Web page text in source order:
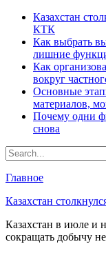
Казахстан
КТК
Как выбрать
лишние
Как
вокруг
Основные
материалов,
Почему одни
снова
Главное
Казахстан
Казахстан в июле и
сокращать добычу